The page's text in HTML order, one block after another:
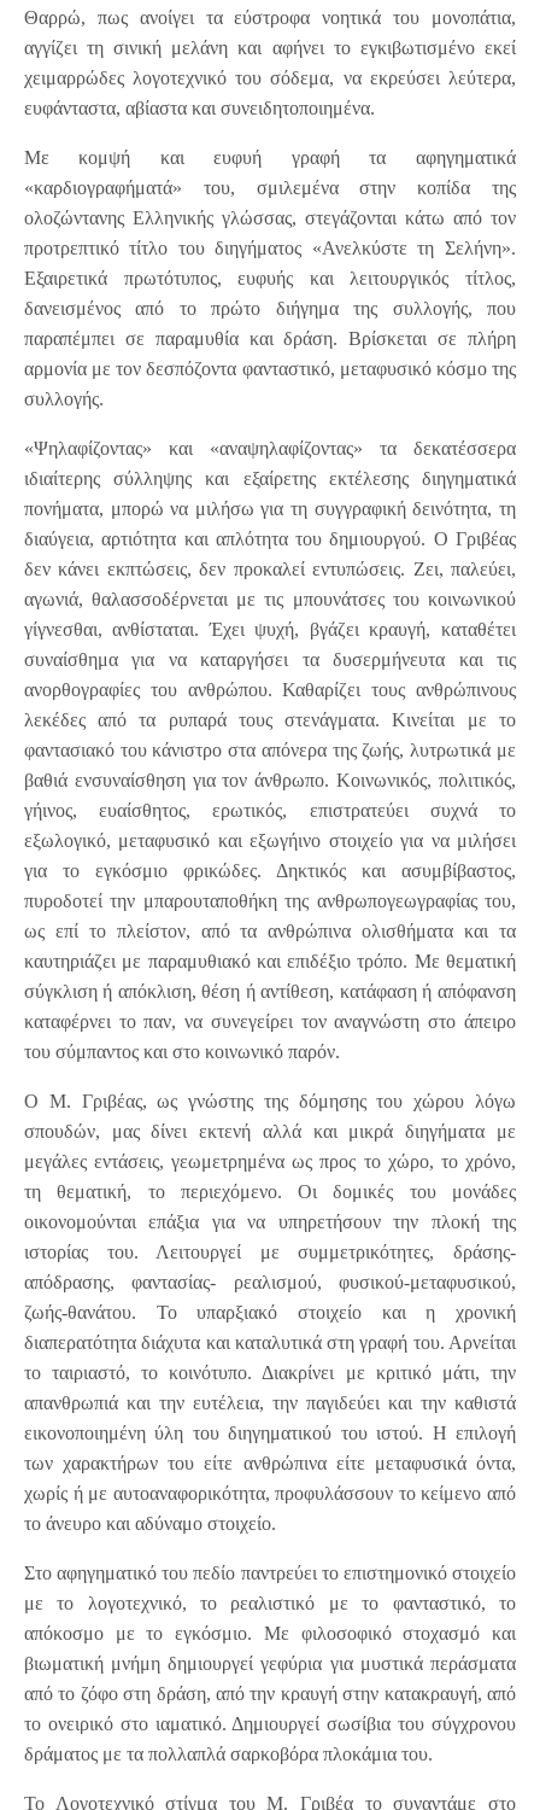
Θαρρώ, πως ανοίγει τα εύστροφα νοητικά του μονοπάτια,
αγγίζει τη σινική μελάνη και αφήνει το εγκιβωτισμένο εκεί
χειμαρρώδες λογοτεχνικό του σόδεμα, να εκρεύσει λεύτερα,
ευφάνταστα, αβίαστα και συνειδητοποιημένα.
Με κομψή και ευφυή γραφή τα αφηγηματικά
«καρδιογραφήματά» του, σμιλεμένα στην κοπίδα της
ολοζώντανης Ελληνικής γλώσσας, στεγάζονται κάτω από τον
προτρεπτικό τίτλο του διηγήματος «Ανελκύστε τη Σελήνη».
Εξαιρετικά πρωτότυπος, ευφυής και λειτουργικός τίτλος,
δανεισμένος από το πρώτο διήγημα της συλλογής, που
παραπέμπει σε παραμυθία και δράση. Βρίσκεται σε πλήρη
αρμονία με τον δεσπόζοντα φανταστικό, μεταφυσικό κόσμο της
συλλογής.
«Ψηλαφίζοντας» και «αναψηλαφίζοντας» τα δεκατέσσερα
ιδιαίτερης σύλληψης και εξαίρετης εκτέλεσης διηγηματικά
πονήματα, μπορώ να μιλήσω για τη συγγραφική δεινότητα, τη
διαύγεια, αρτιότητα και απλότητα του δημιουργού. Ο Γριβέας
δεν κάνει εκπτώσεις, δεν προκαλεί εντυπώσεις. Ζει, παλεύει,
αγωνιά, θαλασσοδέρνεται με τις μπουνάτσες του κοινωνικού
γίγνεσθαι, ανθίσταται. Έχει ψυχή, βγάζει κραυγή, καταθέτει
συναίσθημα για να καταργήσει τα δυσερμήνευτα και τις
ανορθογραφίες του ανθρώπου. Καθαρίζει τους ανθρώπινους
λεκέδες από τα ρυπαρά τους στενάγματα. Κινείται με το
φαντασιακό του κάνιστρο στα απόνερα της ζωής, λυτρωτικά με
βαθιά ενσυναίσθηση για τον άνθρωπο. Κοινωνικός, πολιτικός,
γήινος, ευαίσθητος, ερωτικός, επιστρατεύει συχνά το
εξωλογικό, μεταφυσικό και εξωγήινο στοιχείο για να μιλήσει
για το εγκόσμιο φρικώδες. Δηκτικός και ασυμβίβαστος,
πυροδοτεί την μπαρουταποθήκη της ανθρωπογεωγραφίας του,
ως επί το πλείστον, από τα ανθρώπινα ολισθήματα και τα
καυτηριάζει με παραμυθιακό και επιδέξιο τρόπο. Με θεματική
σύγκλιση ή απόκλιση, θέση ή αντίθεση, κατάφαση ή απόφανση
καταφέρνει το παν, να συνεγείρει τον αναγνώστη στο άπειρο
του σύμπαντος και στο κοινωνικό παρόν.
Ο Μ. Γριβέας, ως γνώστης της δόμησης του χώρου λόγω
σπουδών, μας δίνει εκτενή αλλά και μικρά διηγήματα με
μεγάλες εντάσεις, γεωμετρημένα ως προς το χώρο, το χρόνο,
τη θεματική, το περιεχόμενο. Οι δομικές του μονάδες
οικονομούνται επάξια για να υπηρετήσουν την πλοκή της
ιστορίας του. Λειτουργεί με συμμετρικότητες, δράσης-
απόδρασης, φαντασίας- ρεαλισμού, φυσικού-μεταφυσικού,
ζωής-θανάτου. Το υπαρξιακό στοιχείο και η χρονική
διαπερατότητα διάχυτα και καταλυτικά στη γραφή του. Αρνείται
το ταιριαστό, το κοινότυπο. Διακρίνει με κριτικό μάτι, την
απανθρωπιά και την ευτέλεια, την παγιδεύει και την καθιστά
εικονοποιημένη ύλη του διηγηματικού του ιστού. Η επιλογή
των χαρακτήρων του είτε ανθρώπινα είτε μεταφυσικά όντα,
χωρίς ή με αυτοαναφορικότητα, προφυλάσσουν το κείμενο από
το άνευρο και αδύναμο στοιχείο.
Στο αφηγηματικό του πεδίο παντρεύει το επιστημονικό στοιχείο
με το λογοτεχνικό, το ρεαλιστικό με το φανταστικό, το
απόκοσμο με το εγκόσμιο. Με φιλοσοφικό στοχασμό και
βιωματική μνήμη δημιουργεί γεφύρια για μυστικά περάσματα
από το ζόφο στη δράση, από την κραυγή στην κατακραυγή, από
το ονειρικό στο ιαματικό. Δημιουργεί σωσίβια του σύγχρονου
δράματος με τα πολλαπλά σαρκοβόρα πλοκάμια του.
Το Λογοτεχνικό στίγμα του Μ. Γριβέα το συναντάμε στο